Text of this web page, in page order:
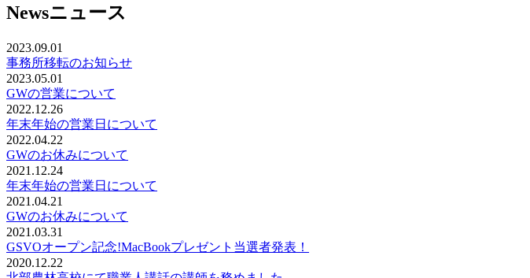
Newsニュース
2023.09.01
事務所移転のお知らせ
2023.05.01
GWの営業について
2022.12.26
年末年始の営業日について
2022.04.22
GWのお休みについて
2021.12.24
年末年始の営業日について
2021.04.21
GWのお休みについて
2021.03.31
GSVOオープン記念!MacBookプレゼント当選者発表！
2020.12.22